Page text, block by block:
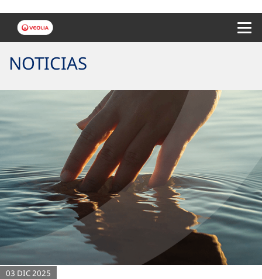
NOTICIAS
03 DIC 2025